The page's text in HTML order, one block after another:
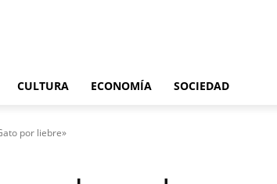
CULTURA ECONOMÍA SOCIEDAD
por liebre»